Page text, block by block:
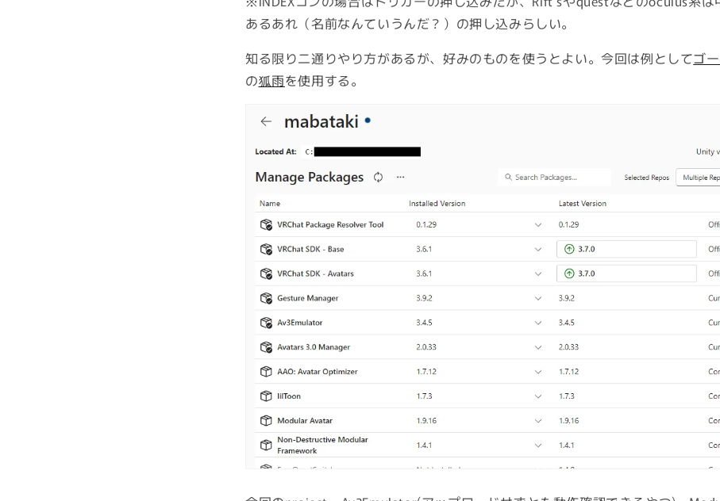
あるあれ（名前なんていうんだ？）の押し込みらしい。
知る限り二通りやり方があるが、好みのものを使うとよい。今回は例としてゴ
の狐雨を使用する。